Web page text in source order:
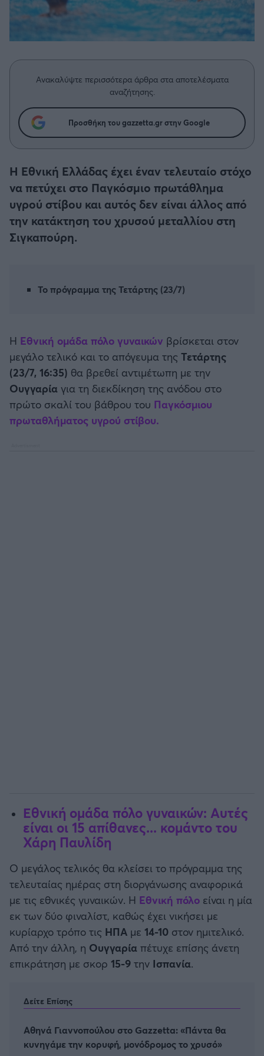
Δημήτρης Τσορμπατζόγλου
Άρης
ΟΦΗ
Κηφισιά
Αστέρας Τρίπολης
Παναιτωλικός
Μπαρτσελόνα
Ρεάλ Μαδρίτης
Ατλέτικο Μαδρίτης
Συνεντεύξεις
Μια Ιστορία από την Πόλη
Ανακαλύψτε περισσότερα άρθρα στα αποτελέσματα
αναζήτησης.
Προσθήκη του gazzetta.gr στην Google
Η Εθνική Ελλάδας έχει έναν τελευταίο στόχο
να πετύχει στο Παγκόσμιο πρωτάθλημα
υγρού στίβου και αυτός δεν είναι άλλος από
την κατάκτηση του χρυσού μεταλλίου στη
Σιγκαπούρη.
Το πρόγραμμα της Τετάρτης (23/7)
Η Εθνική ομάδα πόλο γυναικών βρίσκεται στον
μεγάλο τελικό και το απόγευμα της Τετάρτης
(23/7, 16:35) θα βρεθεί αντιμέτωπη με την
Ουγγαρία για τη διεκδίκηση της ανόδου στο
πρώτο σκαλί του βάθρου του Παγκόσμιου
πρωταθλήματος υγρού στίβου.
Εθνική ομάδα πόλο γυναικών: Αυτές
είναι οι 15 απίθανες... κομάντο του
Χάρη Παυλίδη
Ο μεγάλος τελικός θα κλείσει το πρόγραμμα της
τελευταίας ημέρας στη διοργάνωσης αναφορικά
με τις εθνικές γυναικών. Η Εθνική πόλο είναι η μία
εκ των δύο φιναλίστ, καθώς έχει νικήσει με
κυρίαρχο τρόπο τις ΗΠΑ με 14-10 στον ημιτελικό.
Από την άλλη, η Ουγγαρία πέτυχε επίσης άνετη
επικράτηση με σκορ 15-9 την Ισπανία.
Δείτε Επίσης
Αθηνά Γιαννοπούλου στο Gazzetta: «Πάντα θα
κυνηγάμε την κορυφή, μονόδρομος το χρυσό»